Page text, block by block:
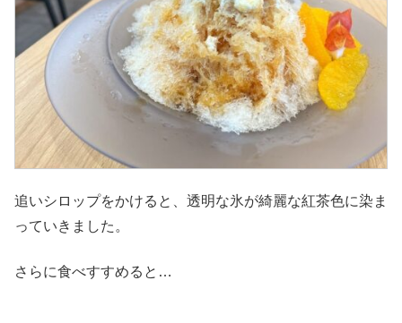
追いシロップをかけると、透明な氷が綺麗な紅茶色に染ま
っていきました。
さらに食べすすめると…